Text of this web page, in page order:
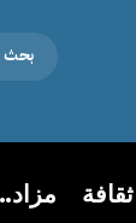
بحث
ثقافة